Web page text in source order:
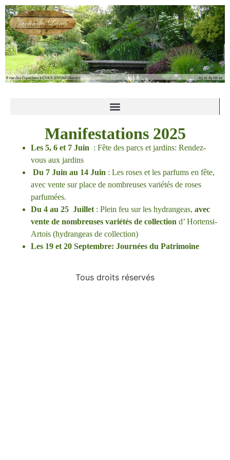
Manifestations 2025
Les 5, 6 et 7 Juin : Fête des parcs et jardins: Rendez-
vous aux jardins
Du 7 Juin au 14 Juin : Les roses et les parfums en fête,
avec vente sur place de nombreuses variétés de roses
parfumées.
Du 4 au 25 Juillet : Plein feu sur les hydrangeas, avec
vente de nombreuses variétés de collection d’ Hortensi-
Artois (hydrangeas de collection)
Les 19 et 20 Septembre: Journées du Patrimoine
Tous droits réservés